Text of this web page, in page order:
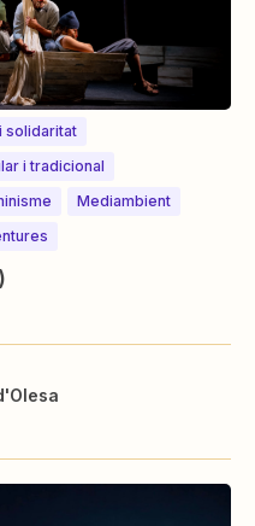
solidaritat
i tradicional
Mediambient